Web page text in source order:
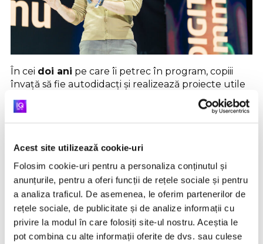
Acest site utilizează cookie-uri
Folosim cookie-uri pentru a personaliza conținutul și
anunțurile, pentru a oferi funcții de rețele sociale și pentru
a analiza traficul. De asemenea, le oferim partenerilor de
rețele sociale, de publicitate și de analize informații cu
privire la modul în care folosiți site-ul nostru. Aceștia le
pot combina cu alte informații oferite de dvs. sau culese
În cei doi ani pe care îi petrec în program, copiii
învață să fie autodidacți și realizează proiecte utile
comunității, pe care le prezintă la tot felul de
evenimente și de târguri.
cu focus pe mediul rural, pentru că acolo
e mare nevoie. Copiii merg dimineața la
școală, stau acolo până aproape de ora
14, apoi merg la bibliotecă, termină ce au
de făcut și apoi se duc acasă pentru a-și
ajuta părinții cu treburile gospodărești,